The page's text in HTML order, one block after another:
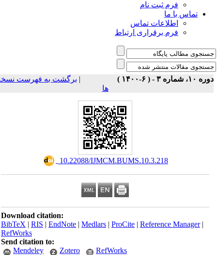
فرم ثبت نام
تماس با ما
اطلاعات تماس
فرم برقراری ارتباط
شماره ۳ - ( ۶-۱۴۰۰ )
برگشت به فهرست نسخه
ها
‎ 10.22088/IJMCM.BUMS.10.3.218
Download citation:
BibTeX|RIS|EndNote|Medlars|ProCite|Reference Manager
RefWorks
Send citation to:
Mendeley
Zotero RefWorks